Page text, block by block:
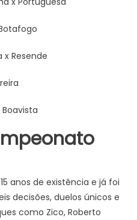
x Resende
anos de existência e já foi
decisões, duelos únicos e
como Zico, Roberto